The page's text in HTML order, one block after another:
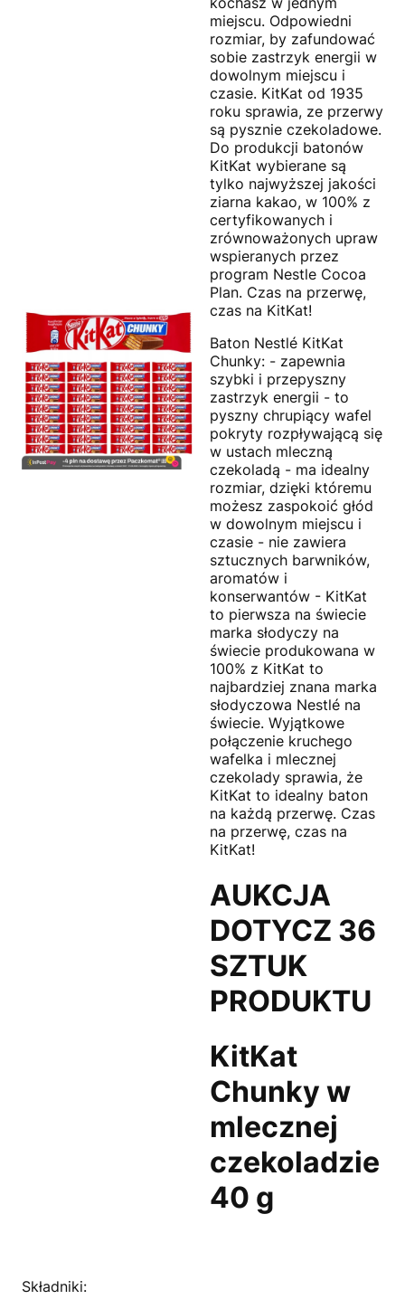
miejscu. Odpowiedni
rozmiar, by zafundować
sobie zastrzyk energii w
dowolnym miejscu i
czasie. KitKat od 1935
roku sprawia, ze przerwy
są pysznie czekoladowe.
Do produkcji batonów
KitKat wybierane są
tylko najwyższej jakości
ziarna kakao, w 100% z
certyfikowanych i
zrównoważonych upraw
wspieranych przez
program Nestle Cocoa
Plan. Czas na przerwę,
czas na KitKat!
Baton Nestlé KitKat
Chunky: - zapewnia
szybki i przepyszny
zastrzyk energii - to
pyszny chrupiący wafel
pokryty rozpływającą się
w ustach mleczną
czekoladą - ma idealny
rozmiar, dzięki któremu
możesz zaspokoić głód
w dowolnym miejscu i
czasie - nie zawiera
sztucznych barwników,
aromatów i
konserwantów - KitKat
to pierwsza na świecie
marka słodyczy na
świecie produkowana w
100% z KitKat to
najbardziej znana marka
słodyczowa Nestlé na
świecie. Wyjątkowe
połączenie kruchego
wafelka i mlecznej
czekolady sprawia, że
KitKat to idealny baton
na każdą przerwę. Czas
na przerwę, czas na
KitKat!
AUKCJA
DOTYCZ 36
SZTUK
PRODUKTU
KitKat
Chunky w
mlecznej
czekoladzie
40 g
Składniki: